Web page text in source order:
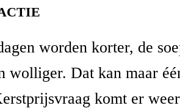
worden korter, de
wolliger. Dat kan maar
komt er